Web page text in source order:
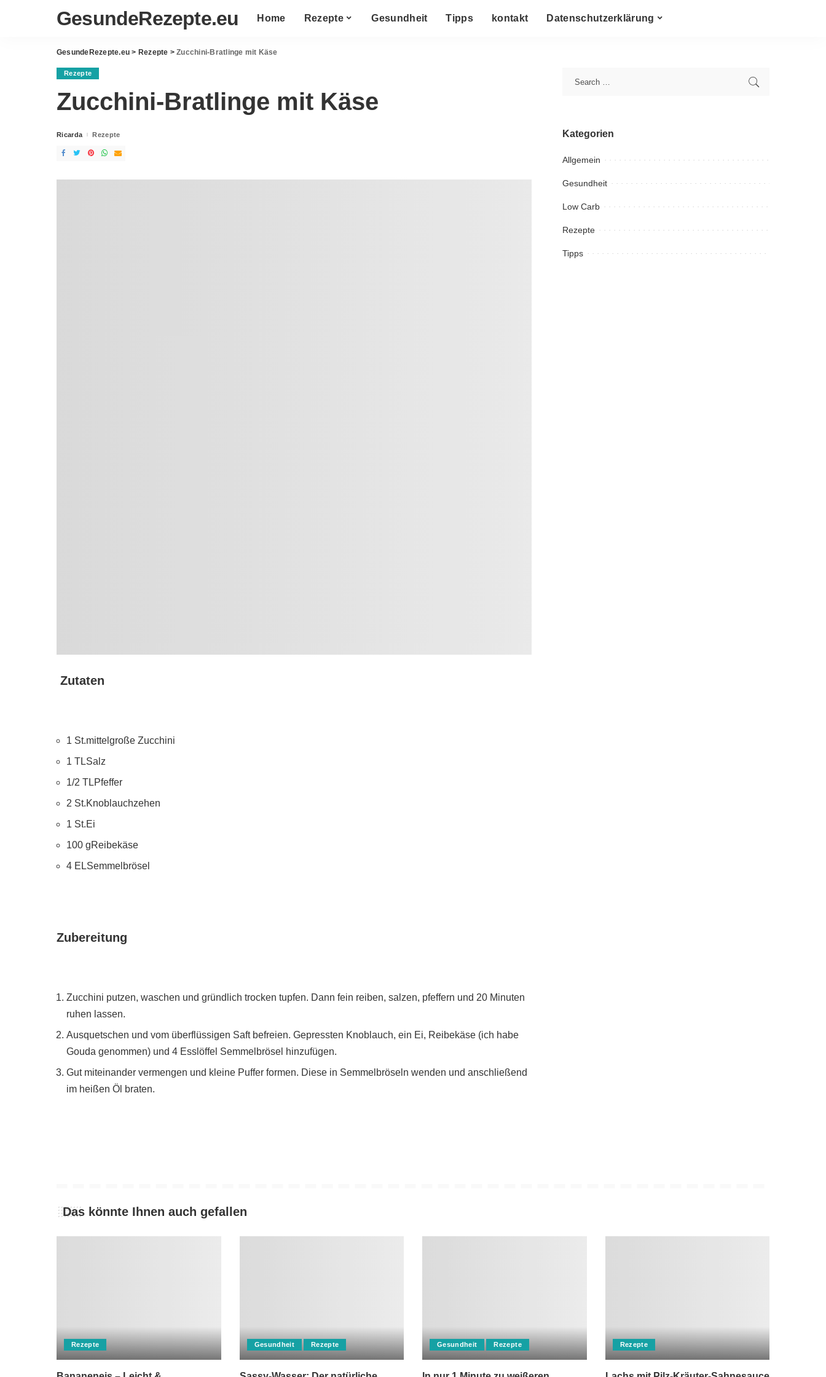
GesundeRezepte.eu Home Rezepte Gesundheit Tipps kontakt Datenschutzerklärung
GesundeRezepte.eu > Rezepte >Zucchini-Bratlinge mit Käse
Rezepte
Zucchini-Bratlinge mit Käse
Posted
Ricarda Rezepte
Zutaten
1 St.mittelgroße Zucchini
1 TLSalz
1/2 TLPfeffer
2 St.Knoblauchzehen
1 St.Ei
100 gReibekäse
4 ELSemmelbrösel
Zubereitung
Zucchini putzen, waschen und gründlich trocken tupfen. Dann fein reiben, salzen, pfeffern und 20 Minuten
ruhen lassen.
Ausquetschen und vom überflüssigen Saft befreien. Gepressten Knoblauch, ein Ei, Reibekäse (ich habe
Gouda genommen) und 4 Esslöffel Semmelbrösel hinzufügen.
Gut miteinander vermengen und kleine Puffer formen. Diese in Semmelbröseln wenden und anschließend
im heißen Öl braten.
Kategorien
Allgemein
Gesundheit
Low Carb
Rezepte
Tipps
Das könnte Ihnen auch gefallen
Rezepte Gesundheit Rezepte Gesundheit Rezepte Rezepte